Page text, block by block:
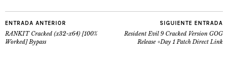
ENTRADA ANTERIOR
RANKIT Cracked (x32-x64) [100%
Worked] Bypass
SIGUIENTE ENTRADA
Resident Evil 9 Cracked Version GOG
Release +Day 1 Patch Direct Link